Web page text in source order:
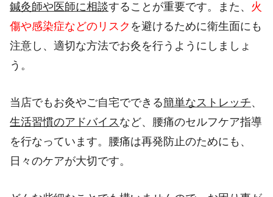
鍼灸師や医師に相談することが重要です。また、 火
傷や感染症などのリスク を避けるために衛生面にも
注意し、適切な方法でお灸を行うようにしましょ
う。
当店でもお灸やご自宅でできる簡単なストレッチ、
生活習慣のアドバイス など、腰痛のセルフケア指導
を行なっています。腰痛は再発防止のためにも、
日々のケアが大切です。